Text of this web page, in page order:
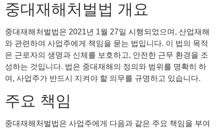
중대재해처벌법 개요
중대재해처벌법은 2021년 1월 27일 시행되었으며, 산업재해
와 관련하여 사업주에게 책임을 묻는 법입니다. 이 법의 목적
은 근로자의 생명과 신체를 보호하고, 안전한 근무 환경을 조
성하는 것입니다. 법은 중대재해의 정의와 범위를 명확히 하
여, 사업주가 반드시 지켜야 할 의무를 규명하고 있습니다.
주요 책임
중대재해처벌법은 사업주에게 다음과 같은 주요 책임을 부여